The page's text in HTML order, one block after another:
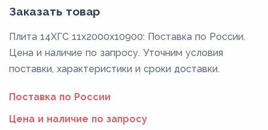
Заказать товар
Плита 14ХГС 11x2000x10900: Поставка по России.
Цена и наличие по запросу. Уточним условия
поставки, характеристики и сроки доставки.
Поставка по России
Цена и наличие по запросу